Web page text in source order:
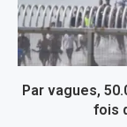
Par vagues,
fois